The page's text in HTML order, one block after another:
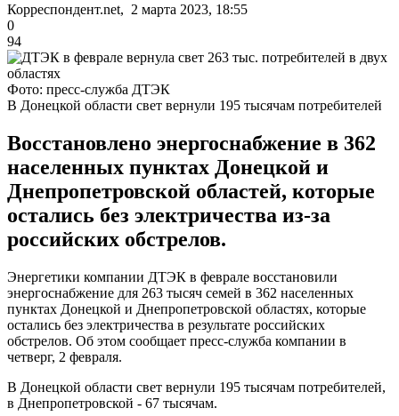
Корреспондент.net, 2 марта 2023, 18:55
0
94
Фото: пресс-служба ДТЭК
В Донецкой области свет вернули 195 тысячам потребителей
Восстановлено энергоснабжение в 362
населенных пунктах Донецкой и
Днепропетровской областей, которые
остались без электричества из-за
российских обстрелов.
Энергетики компании ДТЭК в феврале восстановили
энергоснабжение для 263 тысяч семей в 362 населенных
пунктах Донецкой и Днепропетровской областях, которые
остались без электричества в результате российских
обстрелов. Об этом сообщает пресс-служба компании в
четверг, 2 февраля.
В Донецкой области свет вернули 195 тысячам потребителей,
в Днепропетровской - 67 тысячам.